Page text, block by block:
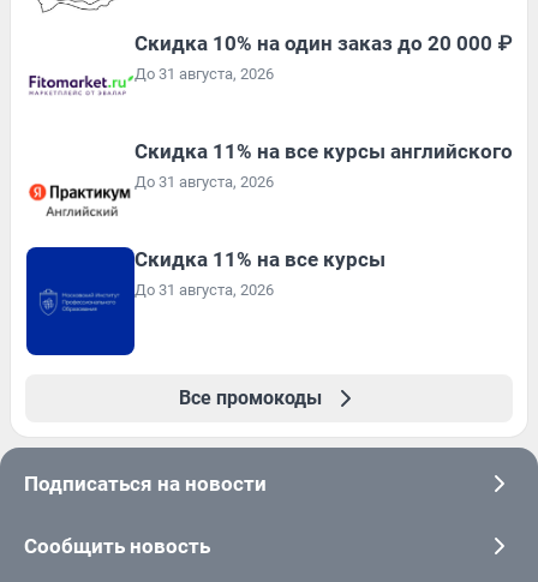
Скидка 10% на один заказ до 20 000 ₽
До 31 августа, 2026
Скидка 11% на все курсы английского
До 31 августа, 2026
Скидка 11% на все курсы
До 31 августа, 2026
Все промокоды
Подписаться на новости
Сообщить новость